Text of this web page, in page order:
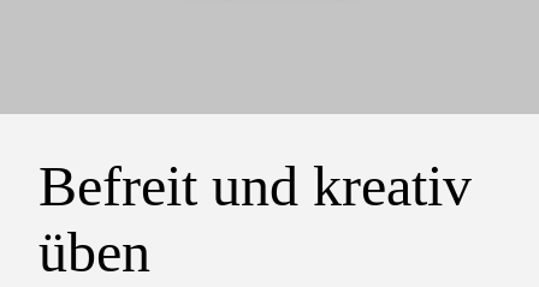
Befreit und kreativ
üben